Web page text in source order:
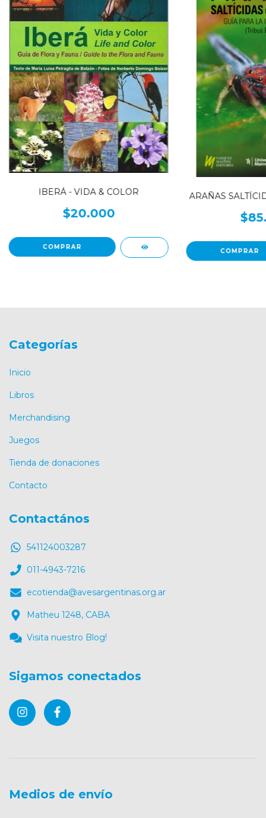
IBERÁ - VIDA & COLOR
$20.000
ARAÑAS
Categorías
Inicio
Libros
Merchandising
Juegos
Tienda de donaciones
Contacto
Contactános
541124003287
011-4943-7216
ecotienda@avesargentinas.org.ar
Matheu 1248, CABA
Visita nuestro Blog!
Sigamos conectados
Medios de envío